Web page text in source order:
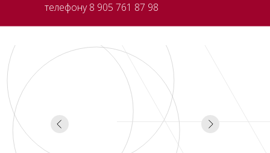
телефону 8 905 761 87 98